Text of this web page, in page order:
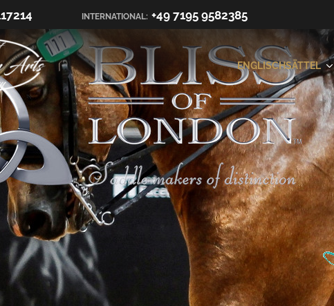
INTERNATIONAL: +49 7195 9582385
ENGLISCHSÄTTEL